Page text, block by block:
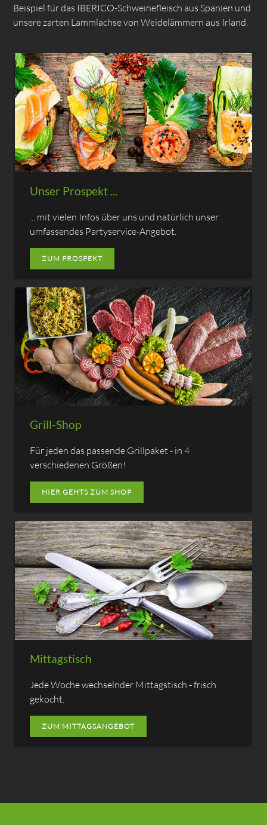
Beispiel für das IBERICO-Schweinefleisch aus Spanien und
unsere zarten Lammlachse von Weidelämmern aus Irland.
Unser Prospekt ...
... mit vielen Infos über uns und natürlich unser
umfassendes Partyservice-Angebot.
ZUM PROSPEKT
Grill-Shop
Für jeden das passende Grillpaket - in 4
verschiedenen Größen!
HIER GEHTS ZUM SHOP
Mittagstisch
Jede Woche wechselnder Mittagstisch - frisch
gekocht.
ZUM MITTAGSANGEBOT